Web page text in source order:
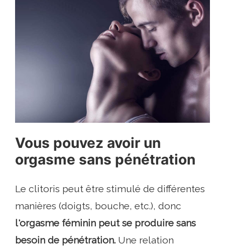
Vous pouvez avoir un
orgasme sans pénétration
Le clitoris peut être stimulé de différentes
manières (doigts, bouche, etc.), donc
l'orgasme féminin peut se produire sans
besoin de pénétration. Une relation